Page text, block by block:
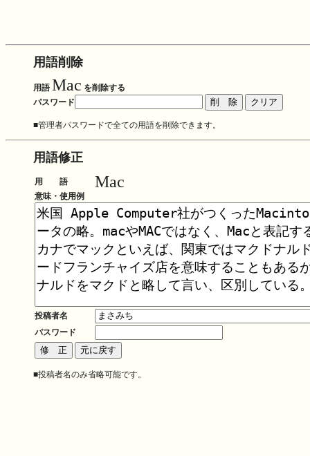
用語削除
用語 Mac を削除する
パスワード
■管理者パスワードで全ての用語を削除できます。
用語修正
用 語 Mac
意味・使用例
投稿者名
パスワード
■投稿者名のみ省略可能です。